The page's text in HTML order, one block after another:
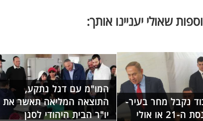
שאולי יעניינו אותך:
נקבל מחר בעיר-
זה מהכנסת ה-21 או אולי
המו"מ עם דגל נתקע,
התוצאה המליאה תאשר את
יו"ר הבית היהודי לסגן